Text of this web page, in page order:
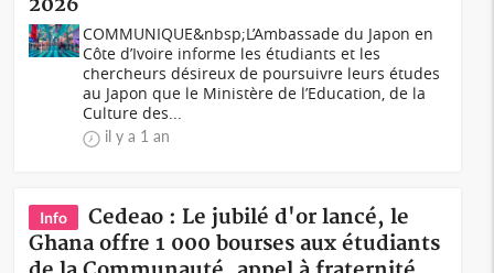
COMMUNIQUE&nbsp;L’Ambassade du Japon en
Côte d’Ivoire informe les étudiants et les
chercheurs désireux de poursuivre leurs études
au Japon que le Ministère de l’Education, de la
Culture des...
il y a 1 an
Info
Cedeao : Le jubilé d'or lancé, le
Ghana offre 1 000 bourses aux étudiants